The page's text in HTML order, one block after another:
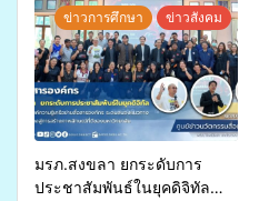
สุขภาพแก่ประชาชนในพื้นที่
อำเภอจะนะ
ข่าวการศึกษา ข่าวสังคม
มรภ.สงขลา ยกระดับการ
ประชาสัมพันธ์ในยุคดิจิทัล